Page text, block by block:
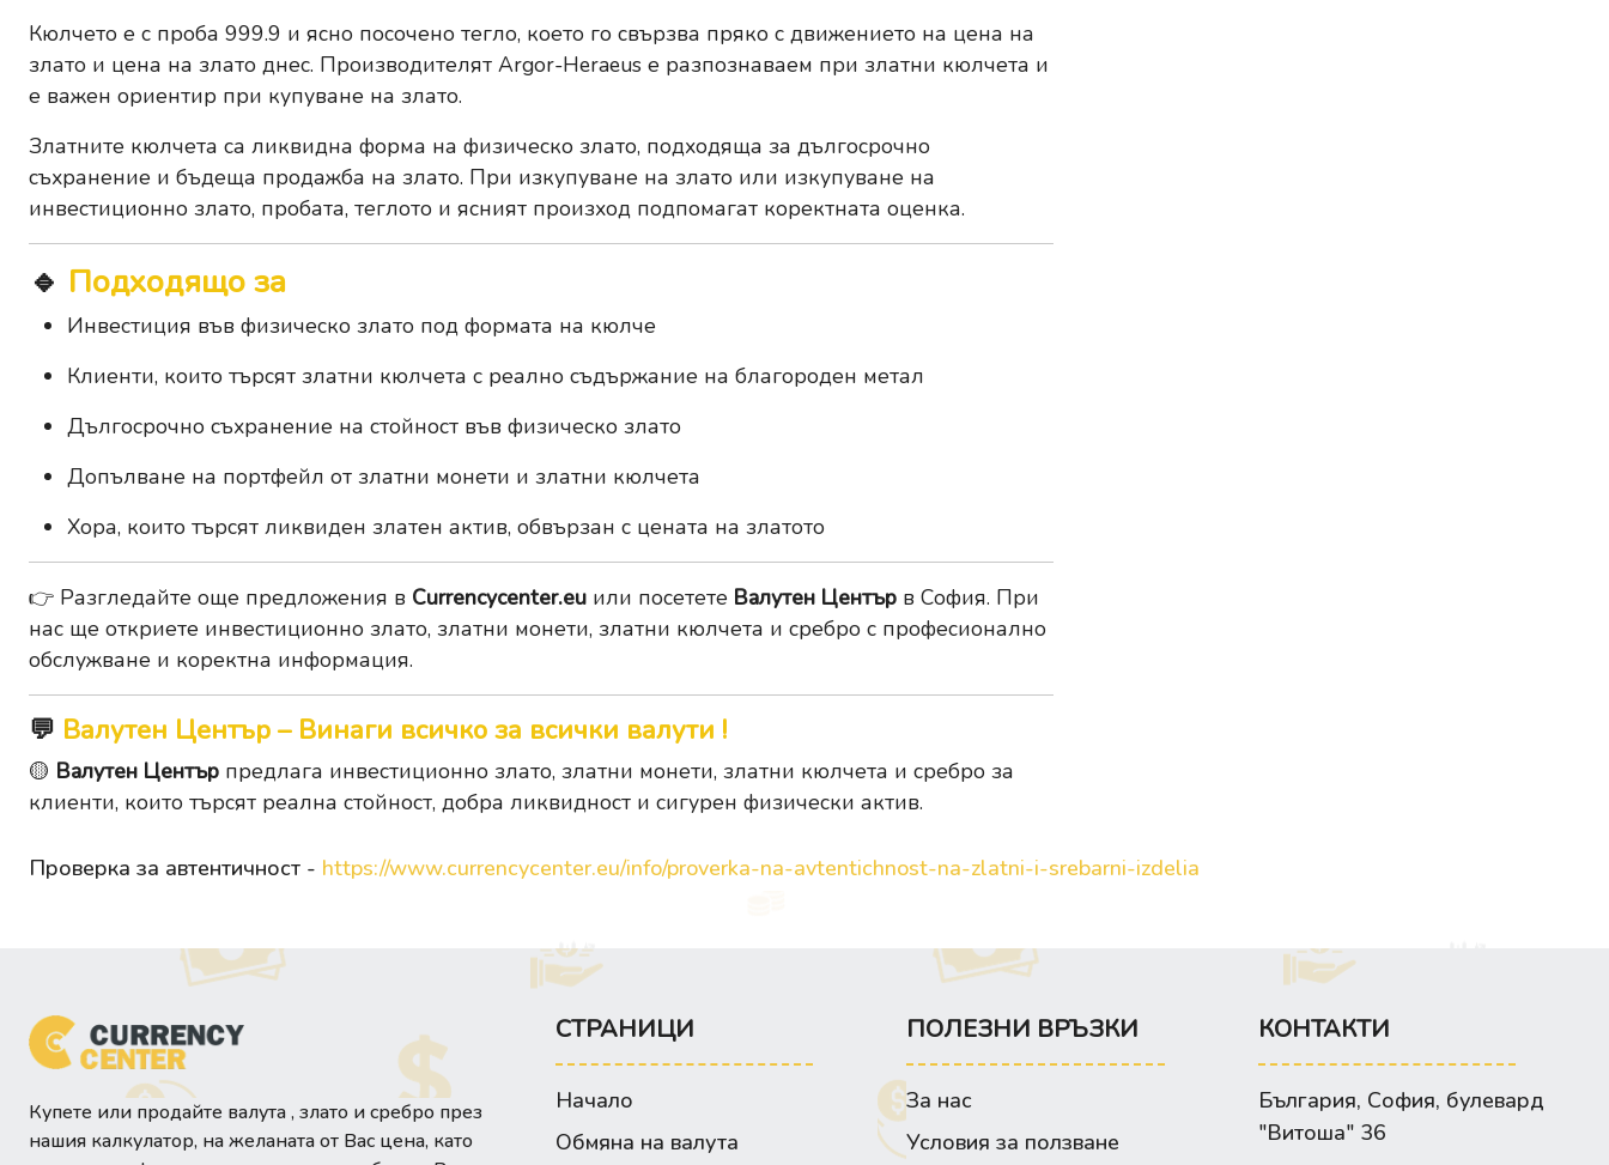
Кюлчето е с проба 999.9 и ясно посочено тегло, което го свързва пряко с движението на цена на
злато и цена на злато днес. Производителят Argor-Heraeus е разпознаваем при златни кюлчета и
е важен ориентир при купуване на злато.
Златните кюлчета са ликвидна форма на физическо злато, подходяща за дългосрочно
съхранение и бъдеща продажба на злато. При изкупуване на злато или изкупуване на
инвестиционно злато, пробата, теглото и ясният произход подпомагат коректната оценка.
🔹 Подходящо за
Инвестиция във физическо злато под формата на кюлче
Клиенти, които търсят златни кюлчета с реално съдържание на благороден метал
Дългосрочно съхранение на стойност във физическо злато
Допълване на портфейл от златни монети и златни кюлчета
Хора, които търсят ликвиден златен актив, обвързан с цената на златото
👉 Разгледайте още предложения в Currencycenter.eu или посетете Валутен Център в София. При
нас ще откриете инвестиционно злато, златни монети, златни кюлчета и сребро с професионално
обслужване и коректна информация.
💬 Валутен Център – Винаги всичко за всички валути !
🟡 Валутен Център предлага инвестиционно злато, златни монети, златни кюлчета и сребро за
клиенти, които търсят реална стойност, добра ликвидност и сигурен физически актив.
Проверка за автентичност - https://www.currencycenter.eu/info/proverka-na-avtentichnost-na-zlatni-i-srebarni-izdelia
Купете или продайте валута , злато и сребро през
нашия калкулатор, на желаната от Вас цена, като
СТРАНИЦИ
Начало
Обмяна на валута
ПОЛЕЗНИ ВРЪЗКИ
За нас
Условия за ползване
КОНТАКТИ
България, София, булевард
"Витоша" 36